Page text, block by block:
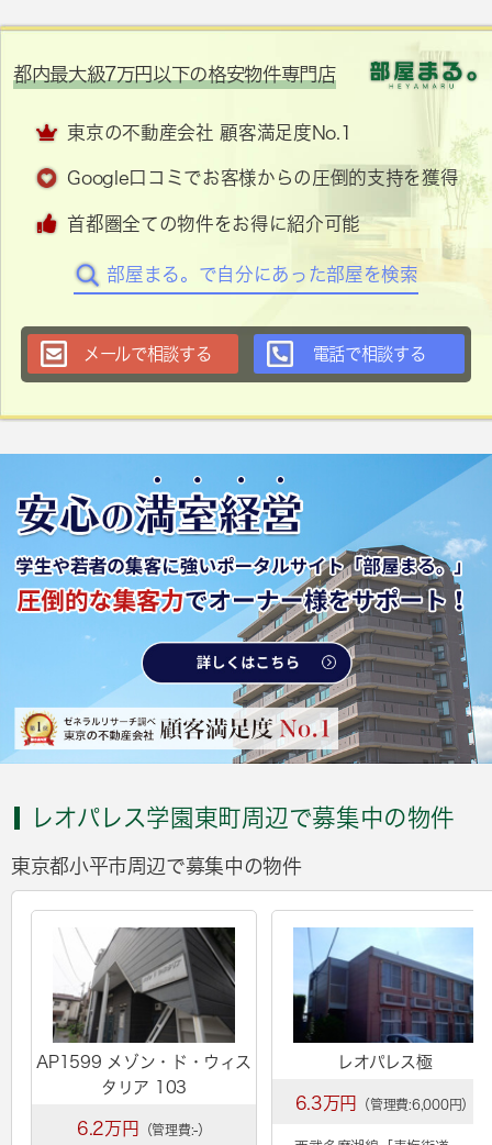
都内最大級7万円以下の格安物件専門店
東京の不動産会社 顧客満足度No.1
Google口コミでお客様からの圧倒的支持を獲得
首都圏全ての物件をお得に紹介可能
部屋まる。で自分にあった部屋を検索
メールで相談する 電話で相談する
レオパレス学園東町周辺で募集中の物件
東京都小平市周辺で募集中の物件
AP1599 メゾン・ド・ウィス
タリア 103
6.2万円 （管理費:-）
レオパレス極
6.3万円 （管理費:6,000円）